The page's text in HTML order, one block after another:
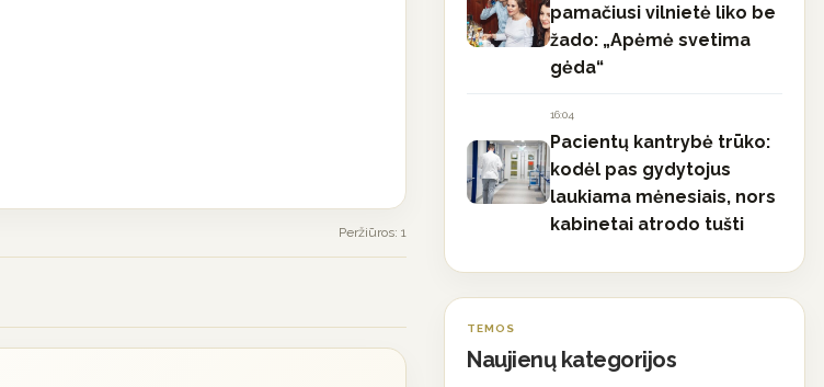
Peržiūros: 1
pamačiusi vilnietė liko be
žado: „Apėmė svetima
gėda“
16:04
Pacientų kantrybė trūko:
kodėl pas gydytojus
laukiama mėnesiais, nors
kabinetai atrodo tušti
TEMOS
Naujienų kategorijos